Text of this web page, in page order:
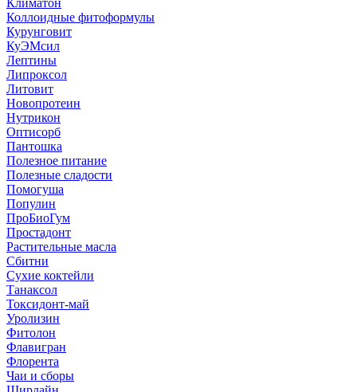
Коллоидные фитоформулы
Курунговит
КуЭМсил
Лептины
Липроксол
Литовит
Новопротеин
Нутрикон
Оптисорб
Пантошка
Полезное питание
Полезные сладости
Помогуша
Популин
ПроБиоГум
Простадонт
Растительные масла
Сбитни
Сухие коктейли
Танаксол
Токсидонт-май
Уролизин
Фитолон
Флавигран
Флорента
Чаи и сборы